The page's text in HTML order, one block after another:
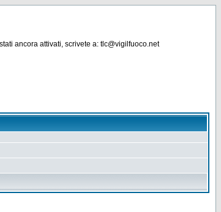
ancora attivati, scrivete a: tlc@vigilfuoco.net